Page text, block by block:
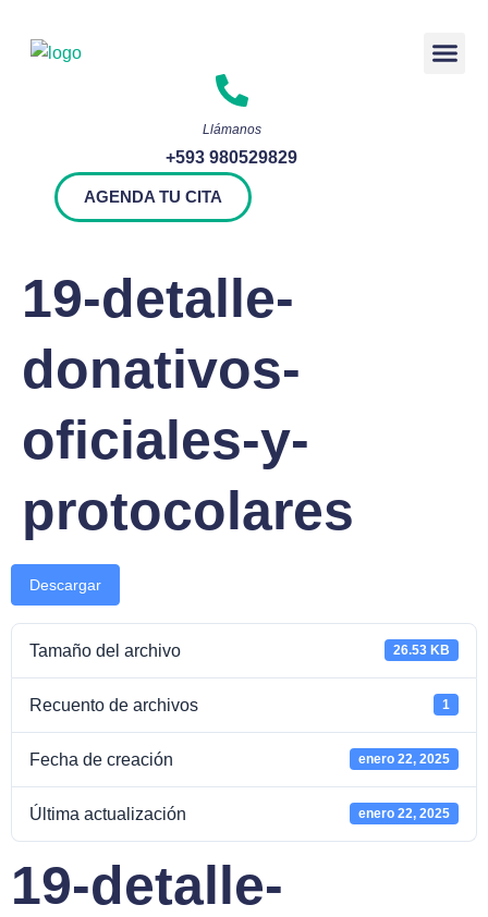
Llámanos
+593 980529829
AGENDA TU CITA
19-detalle-
donativos-
oficiales-y-
protocolares
Descargar
Tamaño del archivo 26.53 KB
Recuento de archivos 1
Fecha de creación enero 22, 2025
Última actualización enero 22, 2025
19-detalle-